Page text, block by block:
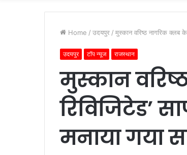
Home / उदयपुर / मुस्कान वरिष्ठ नागरिक क्लब
उदयपुर टॉप न्यूज राजस्थान
मुस्कान
रिविजिटेड’
मनाया गया